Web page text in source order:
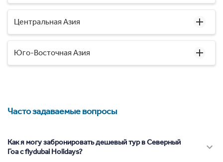
Центральная Азия
Юго-Восточная Азия
Часто задаваемые вопросы
Как я могу забронировать дешевый тур в Северный
Гоа с flydubai Holidays?